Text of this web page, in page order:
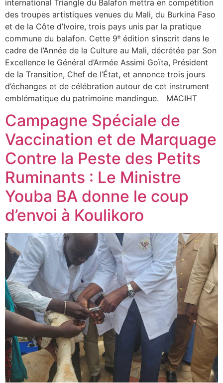
international Triangle du Balafon mettra en compétition
des troupes artistiques venues du Mali, du Burkina Faso
et de la Côte d’Ivoire, trois pays unis par la pratique
commune du balafon. Cette 9ᵉ édition s’inscrit dans le
cadre de l’Année de la Culture au Mali, décrétée par Son
Excellence le Général d’Armée Assimi Goïta, Président
de la Transition, Chef de l’État, et annonce trois jours
d’échanges et de célébration autour de cet instrument
emblématique du patrimoine mandingue. MACIHT
Campagne Spéciale de
Vaccination et de Marquage
Contre la Peste des Petits
Ruminants : Le Ministre
Youba BA donne le coup
d’envoi à Koulikoro